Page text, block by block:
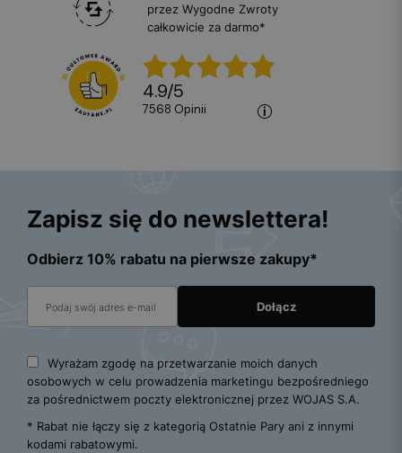
przez Wygodne Zwroty
całkowicie za darmo*
4.9/5
7568 opinii
Zapisz się do newslettera!
Odbierz 10% rabatu na pierwsze zakupy*
Wyrażam zgodę na przetwarzanie moich danych
osobowych w celu prowadzenia marketingu bezpośredniego
za pośrednictwem poczty elektronicznej przez WOJAS S.A.
* Rabat nie łączy się z kategorią Ostatnie Pary ani z innymi
kodami rabatowymi.